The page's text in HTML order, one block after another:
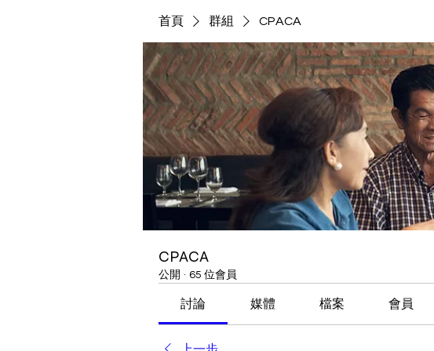
首頁 群組 CPACA
CPACA
公開 · 65 位會員
討論 媒體 檔案 會員